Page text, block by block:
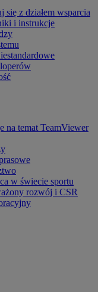
się z działem wsparcia
i instrukcje
na temat TeamViewer
w świecie sportu
rozwój i CSR